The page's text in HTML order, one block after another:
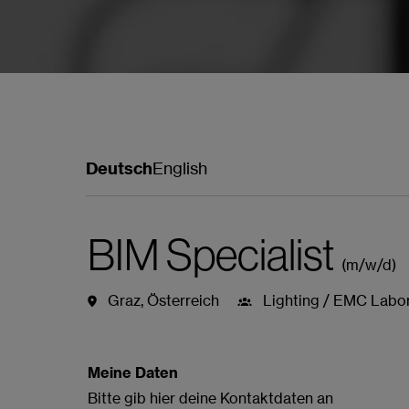
DeutschEnglish
BIM Specialist (m/w/d)
Graz, Österreich Lighting / EMC
Meine Daten
Bitte gib hier deine Kontaktdaten an